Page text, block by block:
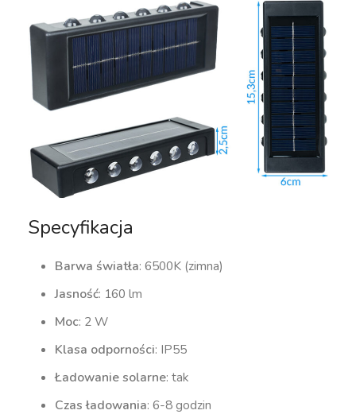
Specyfikacja
Barwa światła: 6500K (zimna)
Jasność: 160 lm
Moc: 2 W
Klasa odporności: IP55
Ładowanie solarne: tak
Czas ładowania: 6-8 godzin